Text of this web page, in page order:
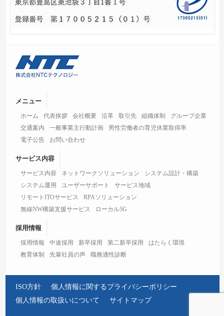
メニュー
ホーム 代表挨拶 会社概要 沿革 取引先 組織体制
グループ企業
交通案内
一般事業主行動計画
男性労働者の育児休業取得率
電子公告
お問い合わせ
サービス内容
サービス内容 ネットワークソリューション
システム設計・構築
システム運用
ユーザーサポート
サービス地域
リモートITOサービス
RPAソリューション
無線NW構築支援サービス
ローカル5G
採用情報
採用情報 中途採用 新卒採用 第二新卒採用
はたらく環境
教育体制
先輩社員の声 職務適性診断
ISO方針
個人情報に関するプライバシーポリシー
個人情報の取扱いについて
サイトマップ